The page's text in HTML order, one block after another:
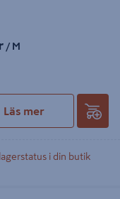
/ M
Läs mer
i din butik